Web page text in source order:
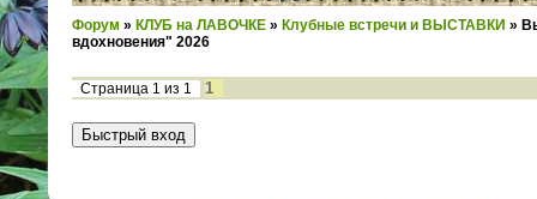
Форум » КЛУБ на ЛАВОЧКЕ » Клубные встречи и ВЫСТАВКИ »
вдохновения" 2026
Страница 1 из 1 1